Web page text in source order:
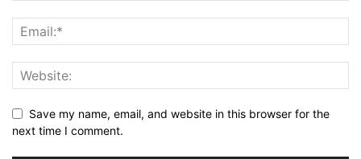
Save my name, email, and website in this browser for the
next time I comment.